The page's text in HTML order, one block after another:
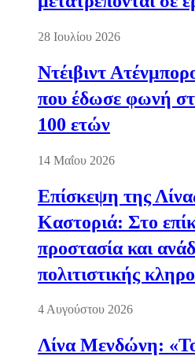
28 Ιουλίου 2026
Ντέιβιντ
που έδωσε φωνή
100 ετών
14 Μαΐου 2026
Επίσκεψη της
Καστοριά: Στο
προστασία και
πολιτιστικής
4 Αυγούστου 2026
Λίνα Μενδώνη: